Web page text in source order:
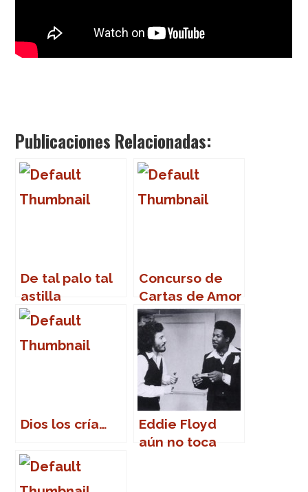
Publicaciones Relacionadas:
De tal palo tal
astilla
Concurso de
Cartas de Amor
y Desamor
Dios los cría…
Eddie Floyd
aún no toca